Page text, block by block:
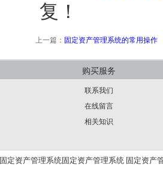
复！
上一篇： 固定资产管理系统的常用操作
购买服务
联系我们
在线留言
相关知识
固定资产管理系统固定资产管理系统 固定资产